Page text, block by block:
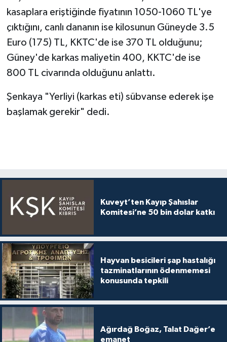
kasaplara eriştiğinde fiyatının 1050-1060 TL'ye
çıktığını, canlı dananın ise kilosunun Güneyde 3.5
Euro (175) TL, KKTC'de ise 370 TL olduğunu;
Güney'de karkas maliyetin 400, KKTC'de ise
800 TL civarında olduğunu anlattı.
Şenkaya "Yerliyi (karkas eti) sübvanse ederek işe
başlamak gerekir" dedi.
Kuveyt’ten Kayıp Şahıslar
Komitesi’ne 50 bin dolar katkı
Hayvan besicileri şap hastalığı
tazminatlarının ödenmemesi
konusunda tepkili
Ağırdağ Boğaz, Talat Dağer’e
emanet